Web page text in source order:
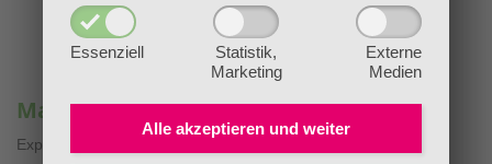
Essenziell
Statistik,
Marketing
Externe
Medien
Alle akzeptieren und weiter
Mag. Sandra Stopar & BaBlümchen®
Expertenwissen, Blog & Liebevolles